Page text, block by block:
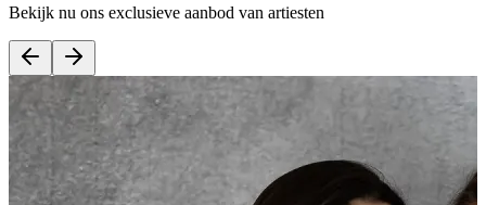
Bekijk nu ons exclusieve aanbod van artiesten